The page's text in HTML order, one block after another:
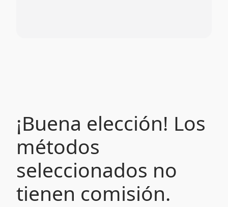
¡Buena elección! Los
métodos
seleccionados no
tienen comisión.